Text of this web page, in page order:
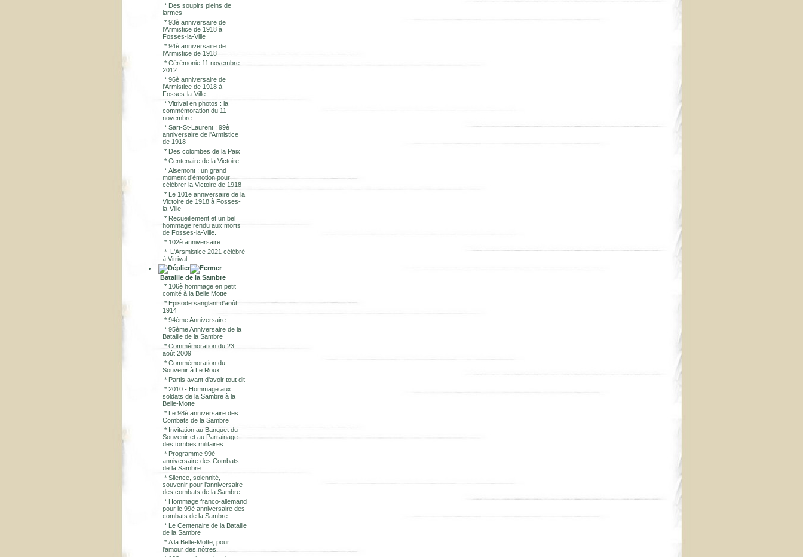
* Des soupirs pleins de
larmes
* 93è anniversaire de
l'Armistice de 1918 à
Fosses-la-Ville
* 94è anniversaire de
l'Armistice de 1918
* Cérémonie 11 novembre
2012
* 96è anniversaire de
l'Armistice de 1918 à
Fosses-la-Ville
* Vitrival en photos : la
commémoration du 11
novembre
* Sart-St-Laurent : 99è
anniversaire de l'Armistice
de 1918
* Des colombes de la Paix
* Centenaire de la Victoire
* Aisemont : un grand
moment d’émotion pour
célébrer la Victoire de 1918
* Le 101e anniversaire de la
Victoire de 1918 à Fosses-
la-Ville
* Recueillement et un bel
hommage rendu aux morts
de Fosses-la-Ville.
* 102è anniversaire
* L'Arsmistice 2021 célébré
à Vitrival
Bataille de la Sambre
* 106è hommage en petit
comité à la Belle Motte
* Episode sanglant d'août
1914
* 94ème Anniversaire
* 95ème Anniversaire de la
Bataille de la Sambre
* Commémoration du 23
août 2009
* Commémoration du
Souvenir à Le Roux
* Partis avant d'avoir tout dit
* 2010 - Hommage aux
soldats de la Sambre à la
Belle-Motte
* Le 98è anniversaire des
Combats de la Sambre
* Invitation au Banquet du
Souvenir et au Parrainage
des tombes militaires
* Programme 99è
anniversaire des Combats
de la Sambre
* Silence, solennité,
souvenir pour l'anniversaire
des combats de la Sambre
* Hommage franco-allemand
pour le 99è anniversaire des
combats de la Sambre
* Le Centenaire de la Bataille
de la Sambre
* A la Belle-Motte, pour
l'amour des nôtres.